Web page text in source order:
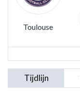
Toulouse
Tijdlijn